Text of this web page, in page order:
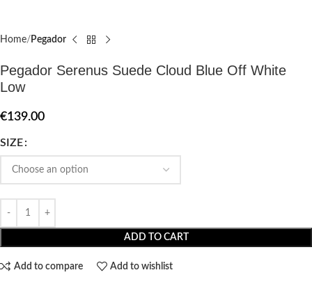
Home Pegador​
Pegador Serenus Suede Cloud Blue Off White
Low
€139.00
SIZE
ADD TO CART
Add to compare Add to wishlist